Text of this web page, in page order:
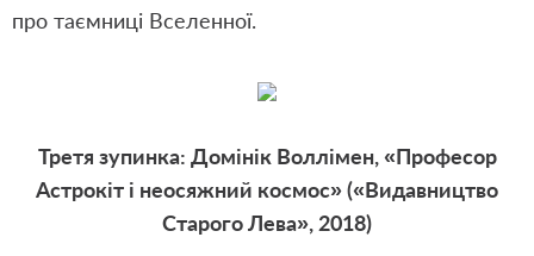
про таємниці Вселенної.
Третя зупинка: Домінік Воллімен, «Професор
Астрокіт і неосяжний космос» («Видавництво
Старого Лева», 2018)